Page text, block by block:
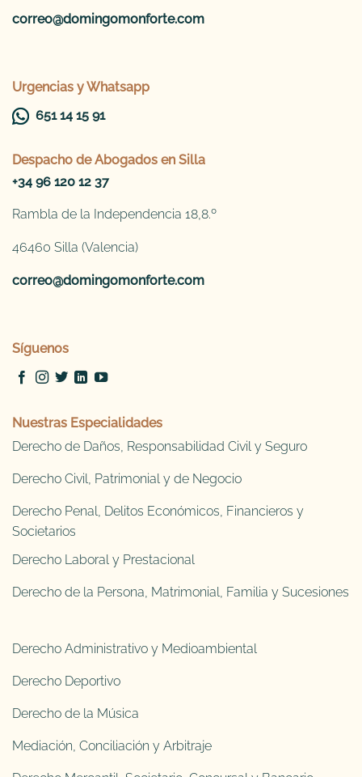
correo@domingomonforte.com
Urgencias y Whatsapp
651 14 15 91
Despacho de Abogados en Silla
+34 96 120 12 37
Rambla de la Independencia 18,8.º
46460 Silla (Valencia)
correo@domingomonforte.com
Síguenos
Nuestras Especialidades
Derecho de Daños, Responsabilidad Civil y Seguro
Derecho Civil, Patrimonial y de Negocio
Derecho Penal, Delitos Económicos, Financieros y
Societarios
Derecho Laboral y Prestacional
Derecho de la Persona, Matrimonial, Familia y Sucesiones
Derecho Administrativo y Medioambiental
Derecho Deportivo
Derecho de la Música
Mediación, Conciliación y Arbitraje